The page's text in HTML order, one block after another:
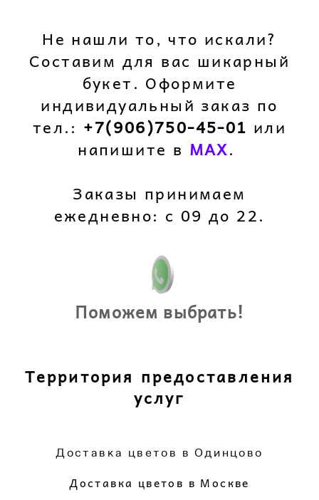
Не нашли то, что искали?
Составим для вас шикарный
букет. Оформите
индивидуальный заказ по
тел.: +7(906)750-45-01 или
напишите в MAX.
Заказы принимаем
ежедневно: с 09 до 22.
Поможем выбрать!
Территория предоставления
услуг
Доставка цветов в Одинцово
Доставка цветов в Москве